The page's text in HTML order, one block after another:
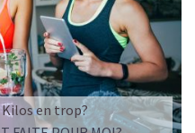
qui se mêle à un café
raffiné et boosté en
excellence — celle qui
en trop?